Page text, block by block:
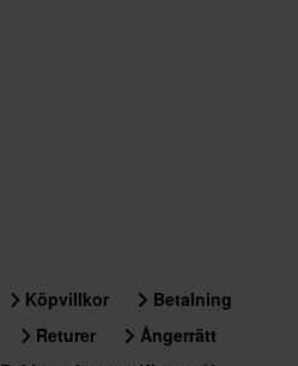
Köpvillkor
Betalning
Returer
Ångerrätt